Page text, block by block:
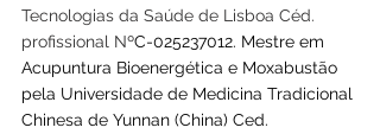
Tecnologias da Saúde de Lisboa Céd.
profissional NºC-025237012. Mestre em
Acupuntura Bioenergética e Moxabustão
pela Universidade de Medicina Tradicional
Chinesa de Yunnan (China) Ced.